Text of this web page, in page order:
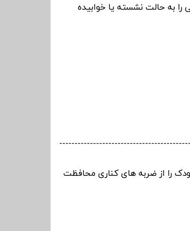
به حالت نشسته یا خوابیده
را از ضربه های کناری محافظت